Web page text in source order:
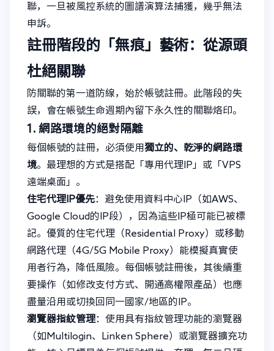
聯，一旦被風控系統的圖譜演算法捕獲，幾乎無法
申訴。
註冊階段的「無痕」藝術：從源頭
杜絕關聯
防關聯的第一道防線，始於帳號註冊。此階段的失
誤，會在帳號生命週期內留下永久性的關聯烙印。
1. 網路環境的絕對隔離
每個帳號的註冊，必須使用獨立的、乾淨的網路環
境。最理想的方式是搭配「專用代理IP」或「VPS
遠端桌面」。
住宅代理IP優先：避免使用資料中心IP（如AWS、
Google Cloud的IP段），因為這些IP極可能已被標
記。優質的住宅代理（Residential Proxy）或移動
網路代理（4G/5G Mobile Proxy）能模擬真實使
用者行為，降低風險。每個帳號註冊後，其後續重
要操作（如修改支付方式、開通高權限產品）也應
盡量沿用或切換回同一國家/地區的IP。
瀏覽器指紋管理：使用具有指紋管理功能的瀏覽器
（如Multilogin、Linken Sphere）或瀏覽器擴充功